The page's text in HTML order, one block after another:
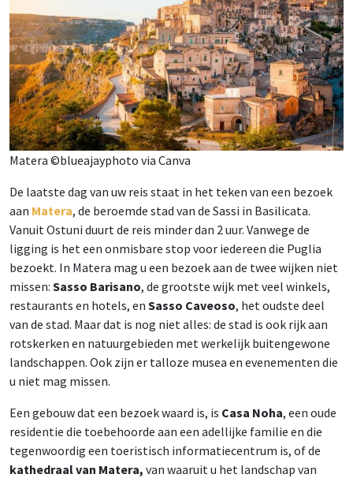
Matera ©blueajayphoto via Canva
De laatste dag van uw reis staat in het teken van een bezoek
aan Matera, de beroemde stad van de Sassi in Basilicata.
Vanuit Ostuni duurt de reis minder dan 2 uur. Vanwege de
ligging is het een onmisbare stop voor iedereen die Puglia
bezoekt. In Matera mag u een bezoek aan de twee wijken niet
missen: Sasso Barisano, de grootste wijk met veel winkels,
restaurants en hotels, en Sasso Caveoso, het oudste deel
van de stad. Maar dat is nog niet alles: de stad is ook rijk aan
rotskerken en natuurgebieden met werkelijk buitengewone
landschappen. Ook zijn er talloze musea en evenementen die
u niet mag missen.
Een gebouw dat een bezoek waard is, is Casa Noha, een oude
residentie die toebehoorde aan een adellijke familie en die
tegenwoordig een toeristisch informatiecentrum is, of de
kathedraal van Matera, van waaruit u het landschap van